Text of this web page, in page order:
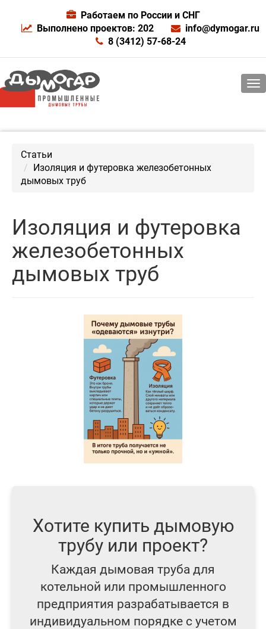
Работаем по России и СНГ
Выполнено проектов: 202
info@dymogar.ru
8 (3412) 57-68-24
Статьи
Изоляция и футеровка железобетонных
дымовых труб
Изоляция и футеровка
железобетонных
дымовых труб
Хотите купить дымовую
трубу или проект?
Каждая дымовая труба для
котельной или промышленного
предприятия разрабатывается в
индивидуальном порядке с учетом